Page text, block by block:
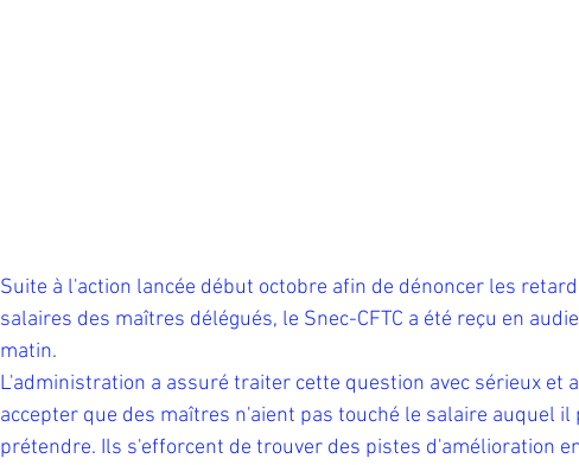
Suite à l'action lancée début octobre afin de dénoncer les
salaires des maîtres délégués, le Snec-CFTC a été reçu en
matin.
L'administration a assuré traiter cette question avec sérieux et
accepter que des maîtres n'aient pas touché le salaire auquel
prétendre. Ils s'efforcent de trouver des pistes d'amélioration